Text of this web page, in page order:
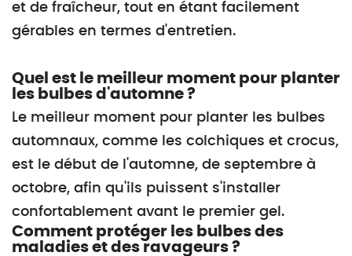
et de fraîcheur, tout en étant facilement
gérables en termes d'entretien.
Quel est le meilleur moment pour planter
les bulbes d'automne ?
Le meilleur moment pour planter les bulbes
automnaux, comme les colchiques et crocus,
est le début de l'automne, de septembre à
octobre, afin qu'ils puissent s'installer
confortablement avant le premier gel.
Comment protéger les bulbes des
maladies et des ravageurs ?